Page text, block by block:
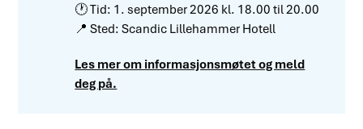
🕐 Tid: 1. september 2026 kl. 18.00 til 20.00
📍 Sted: Scandic Lillehammer Hotell
Les mer om informasjonsmøtet og meld
deg på.